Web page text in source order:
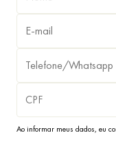
Ao informar meus dados, eu